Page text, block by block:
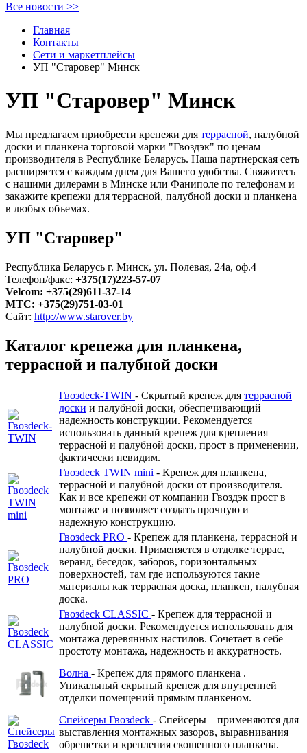
Все новости >>
Главная
Контакты
Сети и маркетплейсы
УП "Старовер" Минск
УП "Старовер" Минск
Мы предлагаем приобрести крепежи для террасной, палубной
доски и планкена торговой марки "Гвоздэк" по ценам
производителя в Республике Беларусь. Наша партнерская сеть
расширяется с каждым днем для Вашего удобства. Свяжитесь
с нашими дилерами в Минске или Фаниполе по телефонам и
закажите крепежи для террасной, палубной доски и планкена
в любых объемах.
УП "Старовер"
Республика Беларусь г. Минск, ул. Полевая, 24а, оф.4
Телефон/факс: +375(17)223-57-07
Velcom: +375(29)611-37-14
MTC: +375(29)751-03-01
Cайт: http://www.starover.by
Каталог крепежа для планкена,
террасной и палубной доски
Гвозdeck-TWIN - Скрытый крепеж для террасной
доски и палубной доски, обеспечивающий
надежность конструкции. Рекомендуется
использовать данный крепеж для крепления
террасной и палубной доски, прост в применении,
фактически невидим.
Гвозdeck TWIN mini - Крепеж для планкена,
террасной и палубной доски от производителя.
Как и все крепежи от компании Гвоздэк прост в
монтаже и позволяет создать прочную и
надежную конструкцию.
Гвозdeck PRO - Крепеж для планкена, террасной и
палубной доски. Применяется в отделке террас,
веранд, беседок, заборов, горизонтальных
поверхностей, там где используются такие
материалы как террасная доска, планкен, палубная
доска.
Гвозdeck CLASSIC - Крепеж для террасной и
палубной доски. Рекомендуется использовать для
монтажа деревянных настилов. Сочетает в себе
простоту монтажа, надежность и аккуратность.
Волна - Крепеж для прямого планкена .
Уникальный скрытый крепеж для внутренней
отделки помещений прямым планкеном.
Спейсеры Гвозdeck - Спейсеры – применяются для
выставления монтажных зазоров, выравнивания
обрешетки и крепления скошенного планкена.